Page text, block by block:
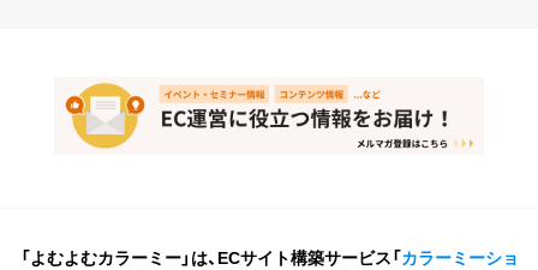
「よむよむカラーミー」は、ECサイト構築サービス「カラーミーショ